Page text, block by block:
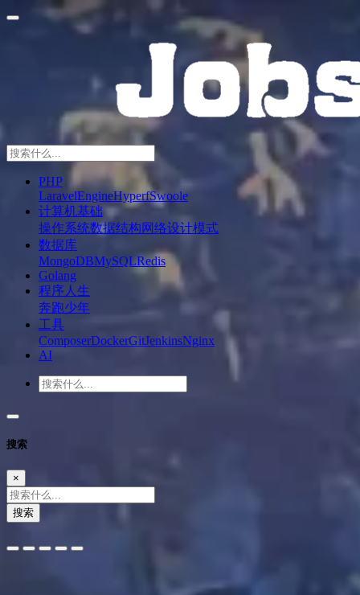
PHP
LaravelEngineHyperfSwoole
计算机基础
操作系统数据结构网络设计模式
数据库
MongoDBMySQLRedis
Golang
程序人生
奔跑少年
工具
ComposerDockerGitJenkinsNginx
AI
搜索
×
搜索